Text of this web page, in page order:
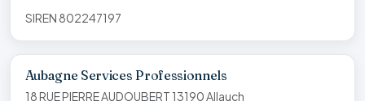
SIREN 802247197
Aubagne Services Professionnels
18 RUE PIERRE AUDOUBERT 13190 Allauch